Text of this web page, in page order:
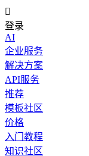

登录
AI
企业服务
解决方案
API服务
推荐
模板社区
价格
入门教程
知识社区